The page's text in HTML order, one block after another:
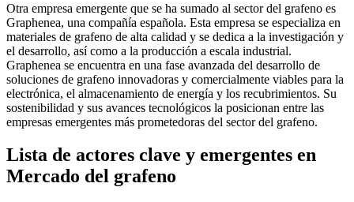
Otra empresa emergente que se ha sumado al sector del grafeno es
Graphenea, una compañía española. Esta empresa se especializa en
materiales de grafeno de alta calidad y se dedica a la investigación y
el desarrollo, así como a la producción a escala industrial.
Graphenea se encuentra en una fase avanzada del desarrollo de
soluciones de grafeno innovadoras y comercialmente viables para la
electrónica, el almacenamiento de energía y los recubrimientos. Su
sostenibilidad y sus avances tecnológicos la posicionan entre las
empresas emergentes más prometedoras del sector del grafeno.
Lista de actores clave y emergentes en
Mercado del grafeno